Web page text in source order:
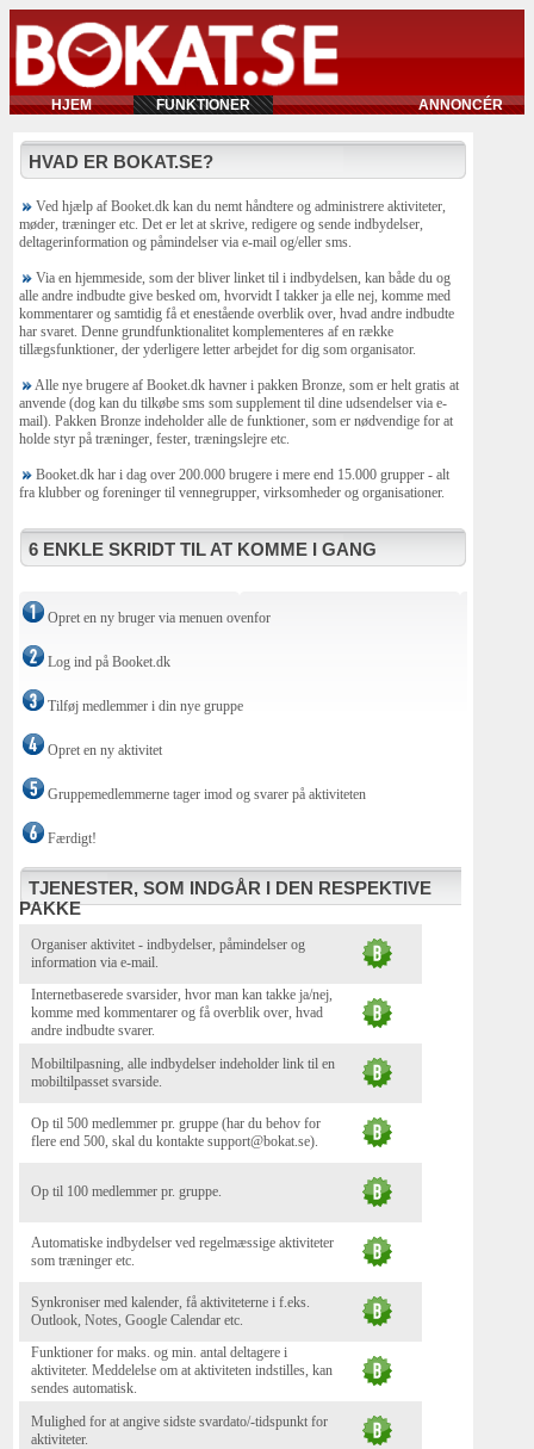
HJEM FUNKTIONER ANNONCÉR
HVAD ER BOKAT.SE?
Ved hjælp af Booket.dk kan du nemt håndtere og administrere aktiviteter,
møder, træninger etc. Det er let at skrive, redigere og sende indbydelser,
deltagerinformation og påmindelser via e-mail og/eller sms.
Via en hjemmeside, som der bliver linket til i indbydelsen, kan både du og
alle andre indbudte give besked om, hvorvidt I takker ja elle nej, komme med
kommentarer og samtidig få et enestående overblik over, hvad andre indbudte
har svaret. Denne grundfunktionalitet komplementeres af en række
tillægsfunktioner, der yderligere letter arbejdet for dig som organisator.
Alle nye brugere af Booket.dk havner i pakken Bronze, som er helt gratis at
anvende (dog kan du tilkøbe sms som supplement til dine udsendelser via e-
mail). Pakken Bronze indeholder alle de funktioner, som er nødvendige for at
holde styr på træninger, fester, træningslejre etc.
Booket.dk har i dag over 200.000 brugere i mere end 15.000 grupper - alt
fra klubber og foreninger til vennegrupper, virksomheder og organisationer.
6 ENKLE SKRIDT TIL AT KOMME I GANG
Opret en ny bruger via menuen ovenfor
Log ind på Booket.dk
Tilføj medlemmer i din nye gruppe
Opret en ny aktivitet
Gruppemedlemmerne tager imod og svarer på aktiviteten
Færdigt!
TJENESTER, SOM INDGÅR I DEN RESPEKTIVE
PAKKE
Organiser aktivitet - indbydelser, påmindelser og
information via e-mail.
Internetbaserede svarsider, hvor man kan takke ja/nej,
komme med kommentarer og få overblik over, hvad
andre indbudte svarer.
Mobiltilpasning, alle indbydelser indeholder link til en
mobiltilpasset svarside.
Op til 500 medlemmer pr. gruppe (har du behov for
flere end 500, skal du kontakte support@bokat.se).
Op til 100 medlemmer pr. gruppe.
Automatiske indbydelser ved regelmæssige aktiviteter
som træninger etc.
Synkroniser med kalender, få aktiviteterne i f.eks.
Outlook, Notes, Google Calendar etc.
Funktioner for maks. og min. antal deltagere i
aktiviteter. Meddelelse om at aktiviteten indstilles, kan
sendes automatisk.
Mulighed for at angive sidste svardato/-tidspunkt for
aktiviteter.